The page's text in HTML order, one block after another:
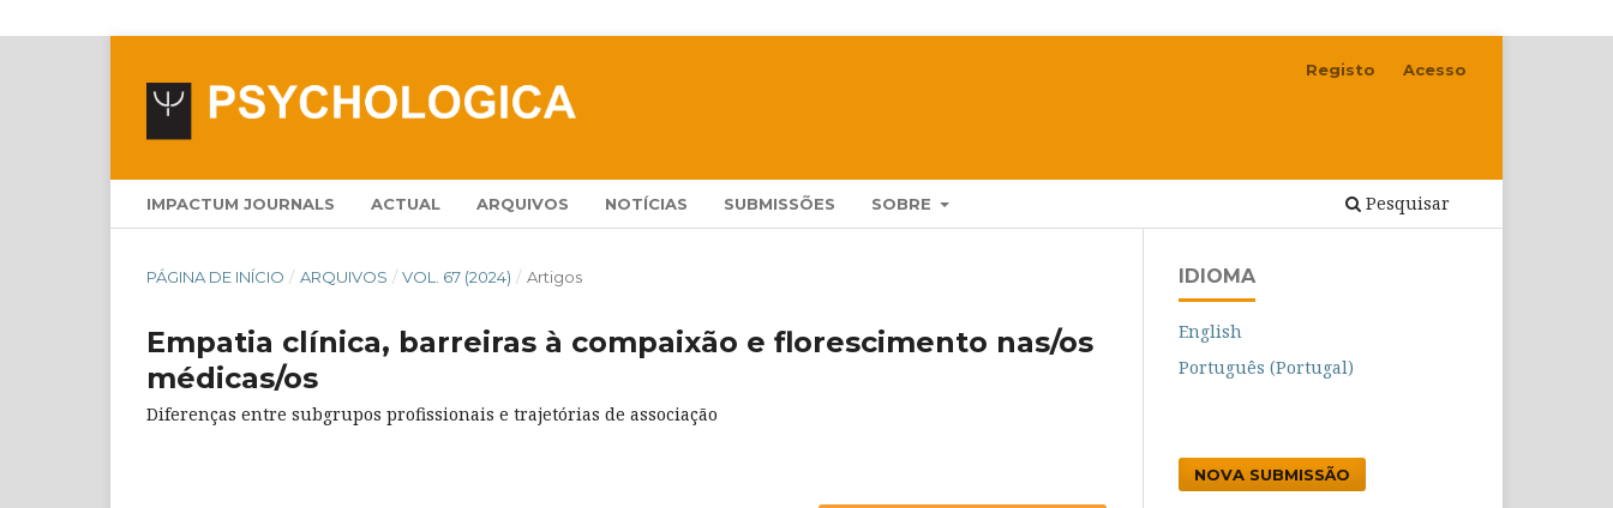
IMPACTUM JOURNALS ACTUAL ARQUIVOS NOTÍCIAS SUBMISSÕES SOBRE Pesquisar
Registo Acesso
PÁGINA DE INÍCIO / ARQUIVOS / VOL. 67 (2024) / Artigos
Empatia clínica, barreiras à compaixão e florescimento nas/os
médicas/os
Diferenças entre subgrupos profissionais e trajetórias de associação
IDIOMA
English
Português (Portugal)
NOVA SUBMISSÃO